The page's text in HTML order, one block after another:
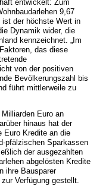
entwickelt: Zum
9,67
ist der höchste Wert in
Dynamik wider, die
kennzeichnet. „Im
das diese
von der positiven
Bevölkerungszahl bis
führt mittlerweile zu
Euro an
hinaus hat der
Euro Kredite an die
pfälzischen Sparkassen
der ausgezahlten
abgelösten Kredite
ihre Bausparer
Verfügung gestellt.